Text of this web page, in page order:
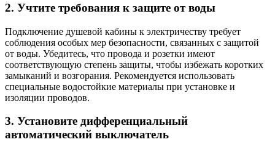
2. Учтите требования к защите от воды
Подключение душевой кабины к электричеству требует
соблюдения особых мер безопасности, связанных с защитой
от воды. Убедитесь, что провода и розетки имеют
соответствующую степень защиты, чтобы избежать коротких
замыканий и возгорания. Рекомендуется использовать
специальные водостойкие материалы при установке и
изоляции проводов.
3. Установите дифференциальный
автоматический выключатель